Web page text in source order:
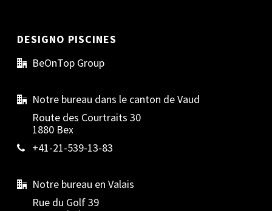
DESIGNO PISCINES
BeOnTop Group
Notre bureau dans le canton de Vaud
Route des Courtraits 30
1880 Bex
+41-21-539-13-83
Notre bureau en Valais
Rue du Golf 39